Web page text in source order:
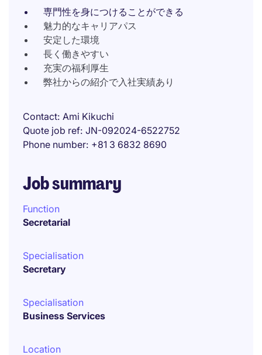
専門性を身につけることができる
魅力的なキャリアパス
安定した環境
長く働きやすい
充実の福利厚生
弊社からの紹介で入社実績あり
Contact Ami Kikuchi
Quote job ref JN-092024-6522752
Phone number +81 3 6832 8690
Job summary
Function
Secretarial
Specialisation
Secretary
Specialisation
Business Services
Location